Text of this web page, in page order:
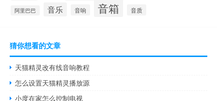
阿里巴巴 音乐 音响 音箱 音质
猜你想看的文章
天猫精灵改有线音响教程
怎么设置天猫精灵播放源
小度在家怎么控制电视